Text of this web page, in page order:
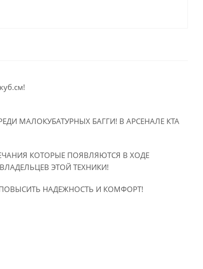
МАЛОКУБАТУРНЫХ БАГГИ! В АРСЕНАЛЕ КТА
КОТОРЫЕ ПОЯВЛЯЮТСЯ В ХОДЕ
ЭТОЙ ТЕХНИКИ!
НАДЕЖНОСТЬ И КОМФОРТ!